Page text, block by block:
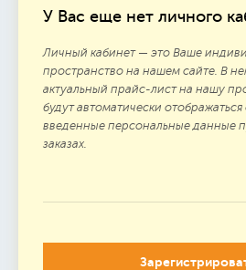
У Вас еще нет личного
Личный кабинет — это Ваше
пространство на нашем сайте. В
актуальный прайс-лист на нашу
будут автоматически
введенные персональные данные
заказах.